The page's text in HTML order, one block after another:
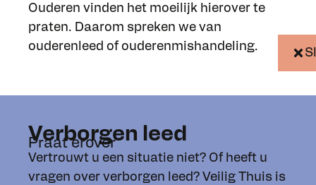
Ouderen vinden het moeilijk hierover te
praten. Daarom spreken we van
ouderenleed of ouderenmishandeling.
Verborgen leed
Praat erover
Vertrouwt u een situatie niet? Of heeft u
vragen over verborgen leed? Veilig Thuis is